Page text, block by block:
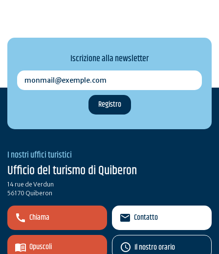
Iscrizione alla newsletter
monmail@exemple.com
I nostri uffici turistici
Ufficio del turismo di Quiberon
14 rue de Verdun
56170 Quiberon
Chiama
Opuscoli
Contatto
Il nostro orario